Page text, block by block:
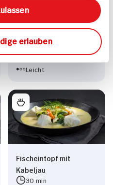
erlauben
80 min
1.043 kcal p. Portion
Leicht
Fischeintopf mit
Kabeljau
30 min